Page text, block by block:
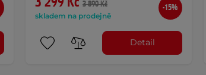
3 890 Kč
skladem na prodejně
-15%
Detail